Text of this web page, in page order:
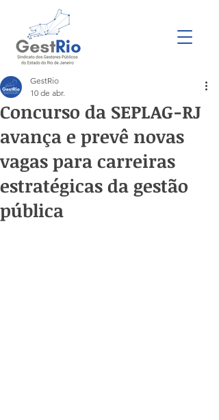
Concurso da SEPLAG-RJ
avança e prevê novas
vagas para carreiras
estratégicas da gestão
pública
GestRio
10 de abr.